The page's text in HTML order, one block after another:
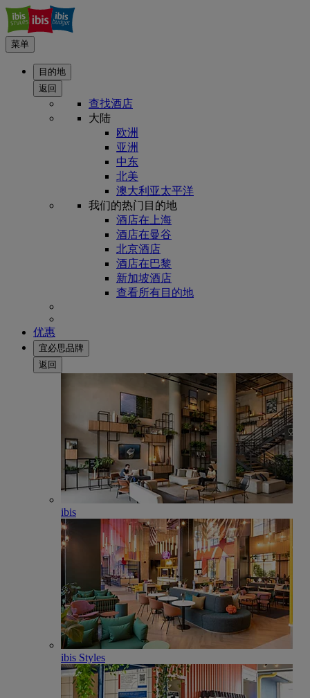
菜单
目的地
返回
查找酒店
大陆
欧洲
亚洲
中东
北美
澳大利亚太平洋
我们的热门目的地
酒店在上海
酒店在曼谷
北京酒店
酒店在巴黎
新加坡酒店
查看所有目的地
优惠
宜必思品牌
返回
ibis
ibis Styles